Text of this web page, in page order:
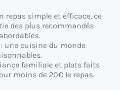
repas simple et efficace, ce
des plus recommandés
: une cuisine du monde
familiale et plats faits
moins de 20€ le repas.